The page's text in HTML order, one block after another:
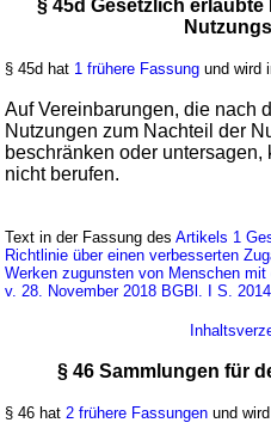
§ 45d Gesetzlich
§ 45d hat 1 frühere Fassung und wird
Auf Vereinbarungen, die nach
Nutzungen zum Nachteil der
beschränken oder
nicht berufen.
Text in der Fassung desArtikels 1
Richtlinie über einen verbesserten
Werken zugunsten von Menschen mit
v. 28. November 2018 BGBl. I S. 2014
§ 46 Sammlungen für
§ 46 hat 2 frühere Fassungen und